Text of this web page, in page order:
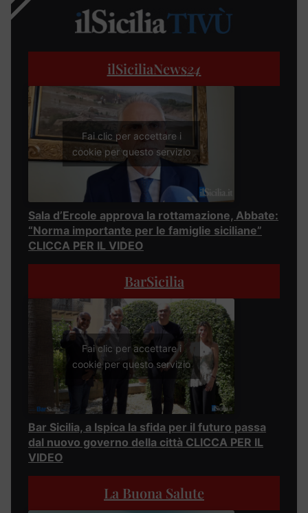
ilSiciliaNews24
Fai clic per accettare i
cookie per questo servizio
Sala d’Ercole approva la rottamazione, Abbate:
“Norma importante per le famiglie siciliane”
CLICCA PER IL VIDEO
BarSicilia
Fai clic per accettare i
cookie per questo servizio
Bar Sicilia, a Ispica la sfida per il futuro passa
dal nuovo governo della città CLICCA PER IL
VIDEO
La Buona Salute